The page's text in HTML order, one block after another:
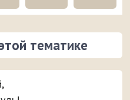
тематике